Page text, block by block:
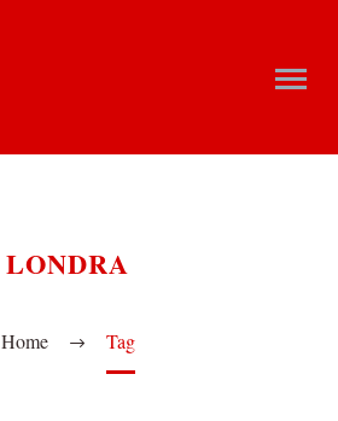
LONDRA
Home Tag